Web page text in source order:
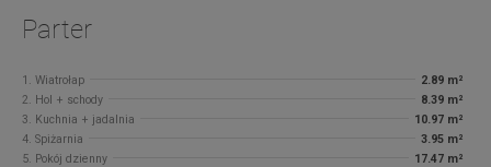
Parter
1. Wiatrołap
2.89 m²
2. Hol + schody
8.39 m²
3. Kuchnia + jadalnia
10.97 m²
4. Spiżarnia
3.95 m²
5. Pokój dzienny
17.47 m²